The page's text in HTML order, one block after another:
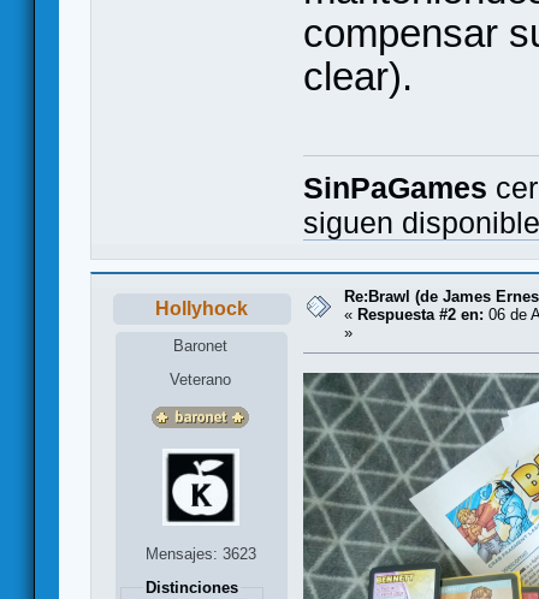
compensar
clear).
SinPaGames
siguen
Hollyhock
Baronet
Veterano
Mensajes: 3623
Distinciones
Re:Brawl (de James
« Respuesta #2 en: 06 de
»